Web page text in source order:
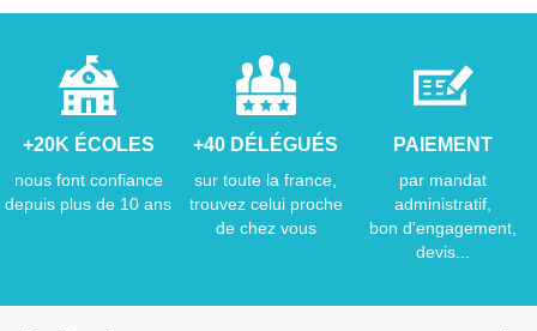
+20K ÉCOLES
nous font confiance
depuis plus de 10 ans
+40 DÉLÉGUÉS
sur toute la france,
trouvez celui proche
de chez vous
PAIEMENT
par mandat
administratif,
bon d'engagement,
devis...